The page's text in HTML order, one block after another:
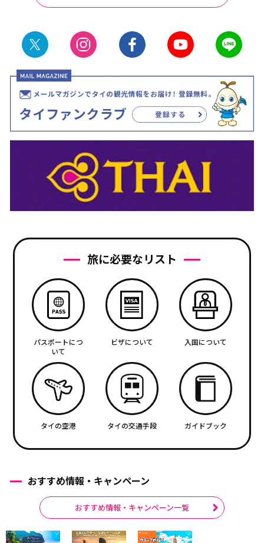
旅に必要なリスト
パスポートにつ
いて
ビザについて 入国について
タイの空港 タイの交通手段 ガイドブック
おすすめ情報・キャンペーン
おすすめ情報・キャンペーン一覧